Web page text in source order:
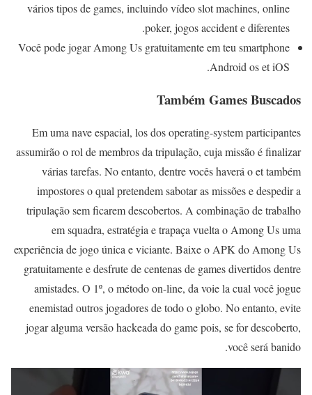
vários tipos de games, incluindo vídeo slot machines, online
poker, jogos accident e diferentes.
Você pode jogar Among Us gratuitamente em teu smartphone
Android os et iOS.
Também Games Buscados
Em uma nave espacial, los dos operating-system participantes
assumirão o rol de membros da tripulação, cuja missão é finalizar
várias tarefas. No entanto, dentre vocês haverá o et também
impostores o qual pretendem sabotar as missões e despedir a
tripulação sem ficarem descobertos. A combinação de trabalho
em squadra, estratégia e trapaça vuelta o Among Us uma
experiência de jogo única e viciante. Baixe o APK do Among Us
gratuitamente e desfrute de centenas de games divertidos dentre
amistades. O 1º, o método on-line, da voie la cual você jogue
enemistad outros jogadores de todo o globo. No entanto, evite
jogar alguma versão hackeada do game pois, se for descoberto,
você será banido.